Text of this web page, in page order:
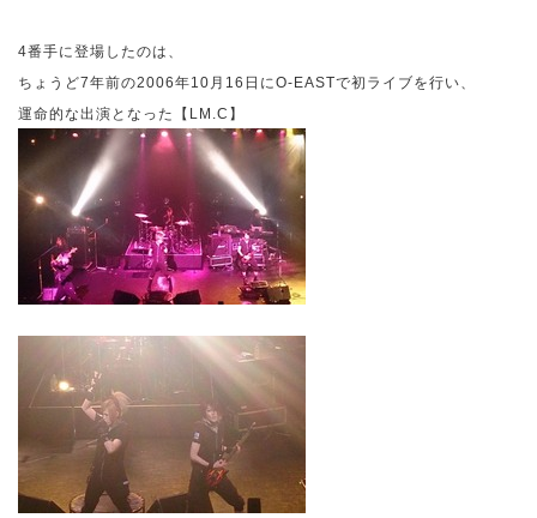
4番手に登場したのは、
ちょうど7年前の2006年10 月 16 日にO-EASTで初ライブを行い、
運命的な出演となった【 LM.C 】